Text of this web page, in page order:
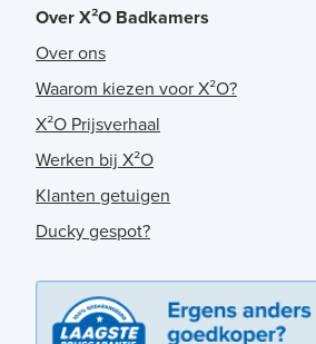
Over X²O Badkamers
Over ons
Waarom kiezen voor X²O?
X²O Prijsverhaal
Werken bij X²O
Klanten getuigen
Ducky gespot?